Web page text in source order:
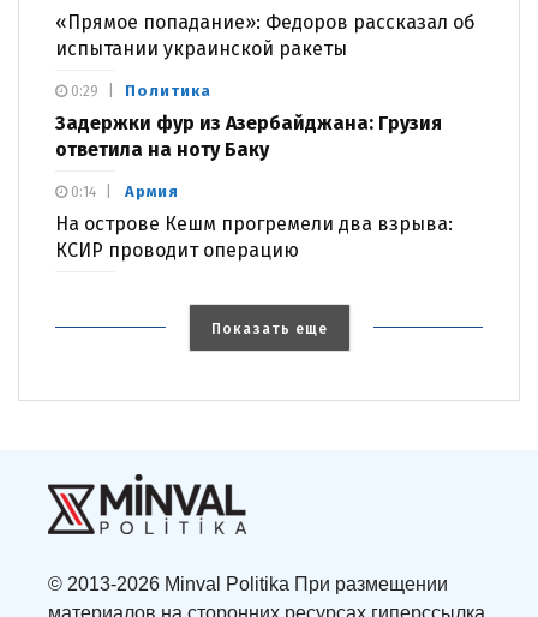
«Прямое попадание»: Федоров рассказал об
испытании украинской ракеты
Политика
Задержки фур из Азербайджана: Грузия
ответила на ноту Баку
0:29
Армия
На острове Кешм прогремели два взрыва:
КСИР проводит операцию
0:14
Показать еще
© 2013-2026 Minval Politika При размещении
материалов на сторонних ресурсах гиперссылка